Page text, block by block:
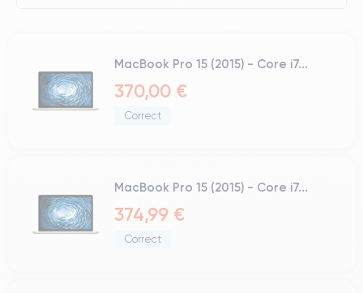
MacBook Pro 15 (2015) - Core i7...
370,00 €
Correct
MacBook Pro 15 (2015) - Core i7...
374,99 €
Correct